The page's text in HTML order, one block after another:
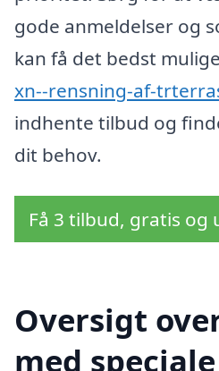
gode anmeldelser og
kan få det bedst
xn--rensning-af-
indhente tilbud og
dit behov.
Få 3 tilbud, gratis
Oversigt
med